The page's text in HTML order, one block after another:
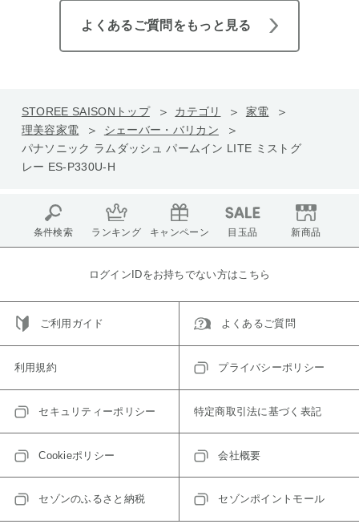
よくあるご質問をもっと見る
STOREE SAISONトップ カテゴリ
家電
理美容家電
シェーバー・バリカン
パナソニック ラムダッシュ パームイン LITE ミストグ
レー ES-P330U-H
条件検索 ランキング キャンペーン 目玉品 新商品
ログインIDをお持ちでない方はこちら
ご利用ガイド よくあるご質問
利用規約 プライバシーポリシー
セキュリティーポリシー 特定商取引法に基づく表記
Cookieポリシー 会社概要
セゾンのふるさと納税 セゾンポイントモール